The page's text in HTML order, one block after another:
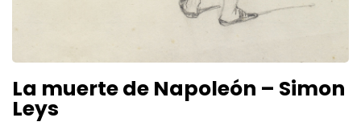
La muerte de Napoleón – Simon
Leys